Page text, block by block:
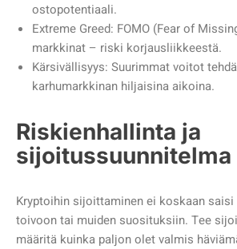
ostopotentiaali.
Extreme Greed: FOMO (Fear of
markkinat – riski korjausliikkeestä.
Kärsivällisyys: Suurimmat voitot
karhumarkkinan hiljaisina aikoina.
Riskienhallinta ja
sijoitussuunnitelma
Kryptoihin sijoittaminen ei koskaan saisi
toivoon tai muiden suosituksiin. Tee
määritä kuinka paljon olet valmis